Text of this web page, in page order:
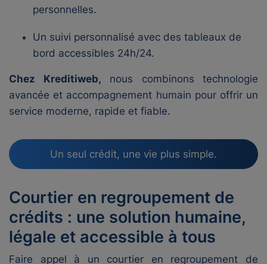
personnelles.
Un suivi personnalisé avec des tableaux de
bord accessibles 24h/24.
Chez Kreditiweb, nous combinons technologie
avancée et accompagnement humain pour offrir un
service moderne, rapide et fiable.
Un seul crédit, une vie plus simple.
Courtier en regroupement de
crédits : une solution humaine,
légale et accessible à tous
Faire appel à un courtier en regroupement de